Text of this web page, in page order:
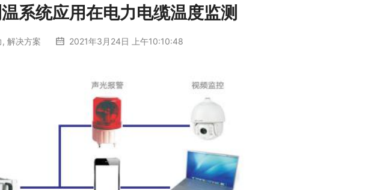
系统应用在电力电缆温度监测
, 解决方案 2021年3月24日 上午10:10:48